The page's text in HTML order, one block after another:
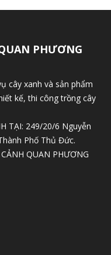
PHƯƠNG
cây xanh và sản phẩm
kế, thi công trồng cây
TẠI: 249/20/6 Nguyễn
Phố Thủ Đức.
QUAN PHƯƠNG